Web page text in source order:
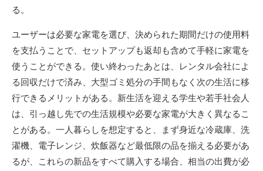
る。
ユーザーは必要な家電を選び、決められた期間だけの使用料
を支払うことで、セットアップも返却も含めて手軽に家電を
使うことができる。使い終わったあとは、レンタル会社によ
る回収だけで済み、大型ゴミ処分の手間もなく次の生活に移
行できるメリットがある。新生活を迎える学生や若手社会人
は、引っ越し先での生活規模や必要な家電が大きく異なるこ
とがある。一人暮らしを想定すると、まず身近な冷蔵庫、洗
濯機、電子レンジ、炊飯器など最低限の品を揃える必要があ
るが、これらの新品をすべて購入する場合、相当の出費が必